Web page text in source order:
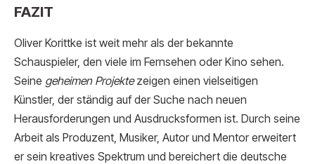
FAZIT
Oliver Korittke ist weit mehr als der bekannte
Schauspieler, den viele im Fernsehen oder Kino sehen.
Seine geheimen Projektezeigen einen vielseitigen
Künstler, der ständig auf der Suche nach neuen
Herausforderungen und Ausdrucksformen ist. Durch seine
Arbeit als Produzent, Musiker, Autor und Mentor erweitert
er sein kreatives Spektrum und bereichert die deutsche